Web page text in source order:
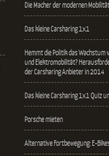
Die Macher der modernen
Das kleine Carsharing 1x1
Hemmt die Politik das Wachstum
und Elektromobilität?
der Carsharing Anbieter in 2014
Das kleine Carsharing 1x1 Quiz
Porsche mieten
Alternative Fortbewegung: E-